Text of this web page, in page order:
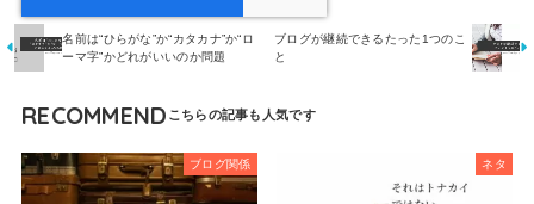
名前は“ひらがな”か“カタカナ”か“ロ
ーマ字”かどれがいいのか問題
ブログが継続できるたった1つのこ
と
RECOMMEND
ブログ関係 ネタ